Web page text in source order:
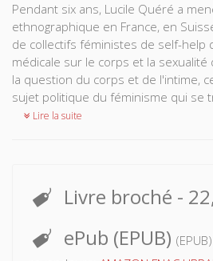
Pendant six ans, Lucile Quéré a
ethnographique en France, en
de collectifs féministes de self-help
médicale sur le corps et la
la question du corps et de l'intime,
sujet politique du féminisme qui se
Lire la suite
Livre broché -
ePub (EPUB)